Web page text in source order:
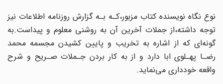
نوع نگاه نویسنده کتاب‌ مزبور‌،کـه‌ بـه گزارش روزنامه‌ اطلاعات‌ نیز
توجه داشته،از‌ جملات‌‌ آخرین آن به روشنی معلوم و پیداست.به
گونه‌ای که از اشاره به تخریب و پایین‌ کشیدن‌ مجسمه‌ محمد
رضـا پهـلوی ابا دارد‌ و از‌ به کار‌ بردن‌ جـملات‌ صـریح و شرح
واقعه خودداری‌ می‌نماید.